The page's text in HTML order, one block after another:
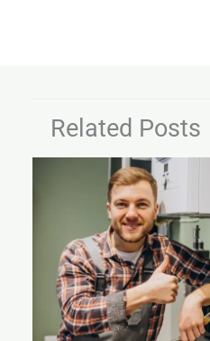
Related Posts